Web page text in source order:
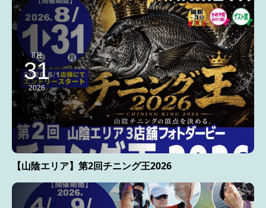
8月
31
2026
【山陰エリア】第2回チニング王2026